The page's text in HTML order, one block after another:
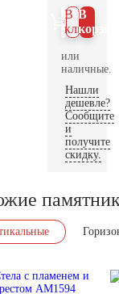
В
В 1
клик
или
наличные.
Нашли
дешевле?
Сообщите
и
получите
скидку.